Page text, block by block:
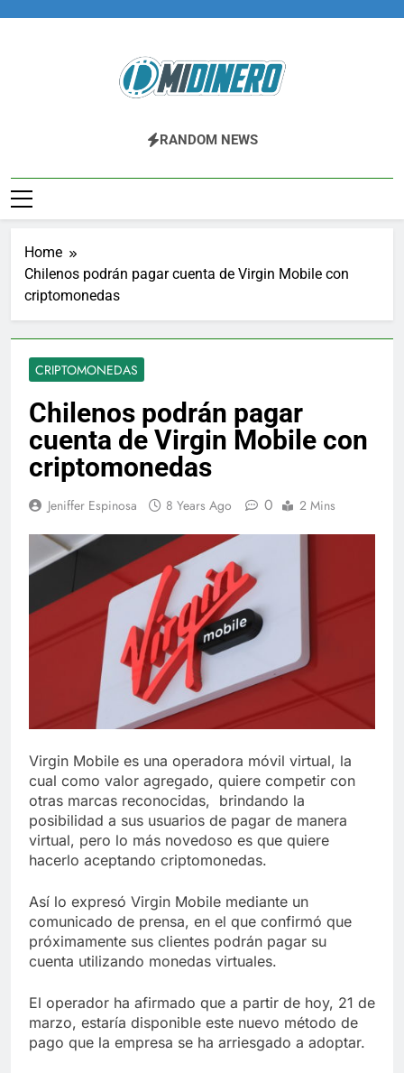
Midinero.co
Fintech, Criptomonedas
RANDOM NEWS
Home
Chilenos podrán pagar cuenta de Virgin Mobile con
criptomonedas
CRIPTOMONEDAS
Chilenos podrán pagar
cuenta de Virgin Mobile con
criptomonedas
Jeniffer Espinosa 8 Years Ago 0 2 Mins
Virgin Mobile es una operadora móvil virtual, la
cual como valor agregado, quiere competir con
otras marcas reconocidas, brindando la
posibilidad a sus usuarios de pagar de manera
virtual, pero lo más novedoso es que quiere
hacerlo aceptando criptomonedas.
Así lo expresó Virgin Mobile mediante un
comunicado de prensa, en el que confirmó que
próximamente sus clientes podrán pagar su
cuenta utilizando monedas virtuales.
El operador ha afirmado que a partir de hoy, 21 de
marzo, estaría disponible este nuevo método de
pago que la empresa se ha arriesgado a adoptar.